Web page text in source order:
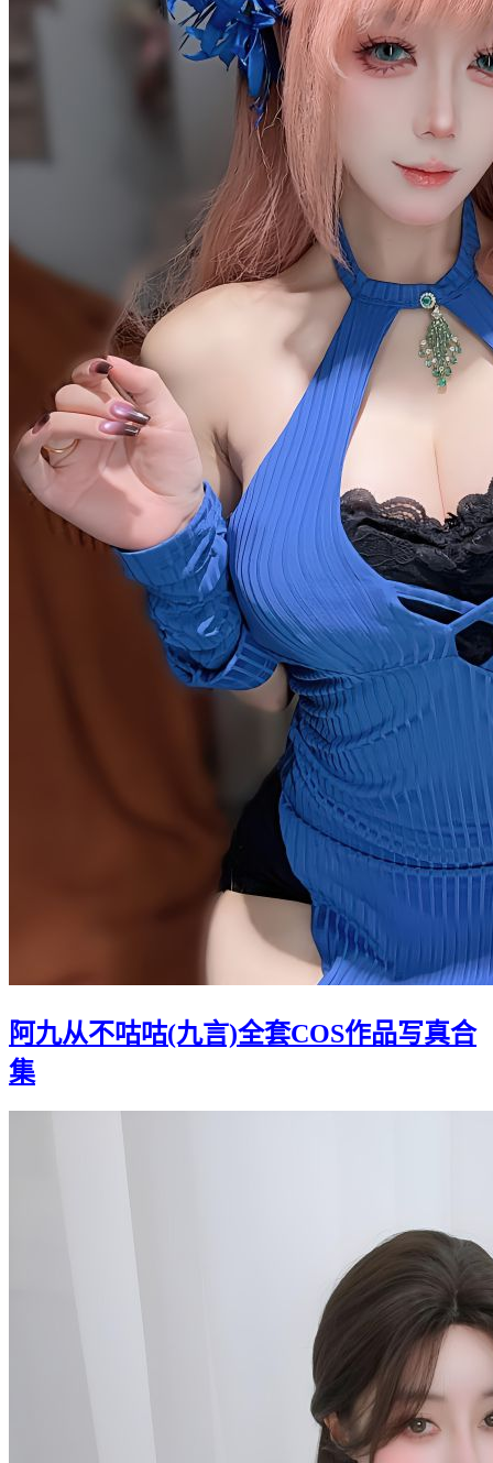
阿九从不咕咕(九言)全套COS作品写真合
集